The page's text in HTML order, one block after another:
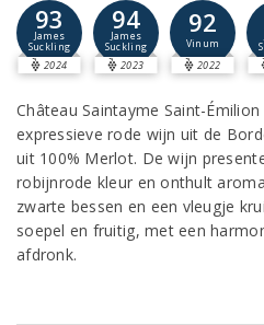
93
James
Suckling
2024
94
James
Suckling
2023
92
Vinum
2022
Château Saintayme Saint-
expressieve rode wijn uit de
uit 100% Merlot. De wijn
robijnrode kleur en onthult
zwarte bessen en een vleugje
soepel en fruitig, met een
afdronk.